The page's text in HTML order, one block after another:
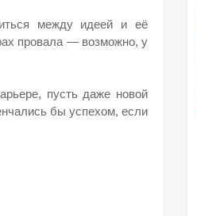
между идеей и её
провала — возможно, у
пусть даже новой
бы успехом, если